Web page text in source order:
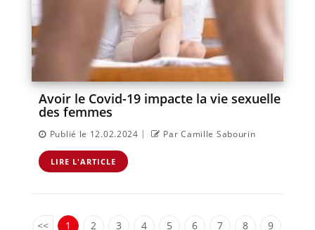
Avoir le Covid-19 impacte la vie sexuelle
des femmes
Publié le 12.02.2024 | Par Camille Sabourin
LIRE L'ARTICLE
<< 1 2 3 4 5 6 7 8
9